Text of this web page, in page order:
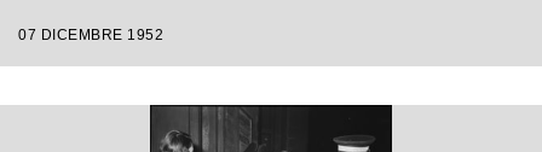
Ebert
07 DICEMBRE 1952